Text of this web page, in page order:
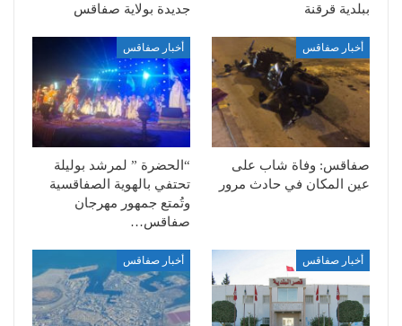
ببلدية قرقنة
جديدة بولاية صفاقس
أخبار صفاقس
صفاقس: وفاة شاب على
عين المكان في حادث مرور
أخبار صفاقس
“الحضرة ” لمرشد بوليلة
تحتفي بالهوية الصفاقسية
وتُمتع جمهور مهرجان
صفاقس…
أخبار صفاقس أخبار صفاقس